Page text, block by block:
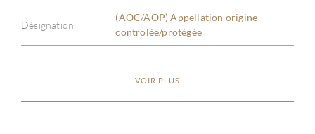
Désignation
(AOC/AOP) Appellation origine
controlée/protégée
VOIR PLUS